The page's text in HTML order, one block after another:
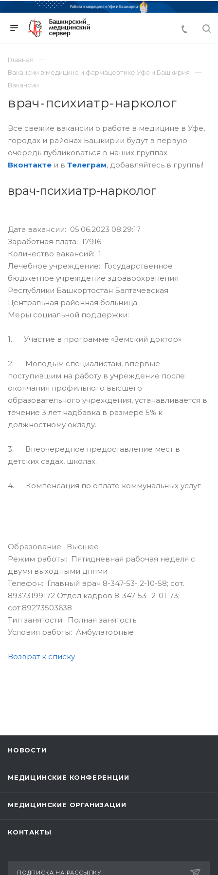
Главная
Вакансии в медицине и фармацевтике Уфа и Башкирия
Вакансии
врач-психиатр-нарколог
Все свежие вакансии о работе в медицине в Уфе,
городах и районах Башкирии будут в первую
очередь публиковаться в наших группах
Вконтакте и в Телеграм, добавляйтесь в группы!
врач-психиатр-нарколог
Дата вакансии: 05.06.2023 08:29:17
Заработная плата: 17916
Количество вакансий: 1
Лечебное учреждение: Государственное
бюджетное учреждение здравоохранения
Республики Башкортостан Балтачевская
Центральная районная больница
Меры социальной поддержки:
1. Участие в программе «Земский доктор»
2. Молодым специалистам, впервые
поступившим на работу в учреждение после
окончания профильного высшего
образовательного учреждения, устанавливается в
течение 3 лет надбавка в размере 5% к
должностному окладу.
3. Внеочередное предоставление мест в
детских садах, школах.
4. Компенсация по оплате коммунальных услуг
Образование: Высшее
Режим работы: Пятидневная рабочая неделя с
двумя выходными днями
Телефон: Главный врач 8-347-53- 2-10-58; сот.
89373199172 Отдел кадров 8-347-53- 2-01-73;
сот.89273503638
Тип занятости: Полная занятость
Условия работы: Амбулаторные
Возврат к списку
НОВОСТИ
МЕДИЦИНСКИЕ КОНФЕРЕНЦИИ
МЕДИЦИНСКИЕ ОРГАНИЗАЦИИ
КОНТАКТЫ
ПОДПИСКА НА РАССЫЛКУ